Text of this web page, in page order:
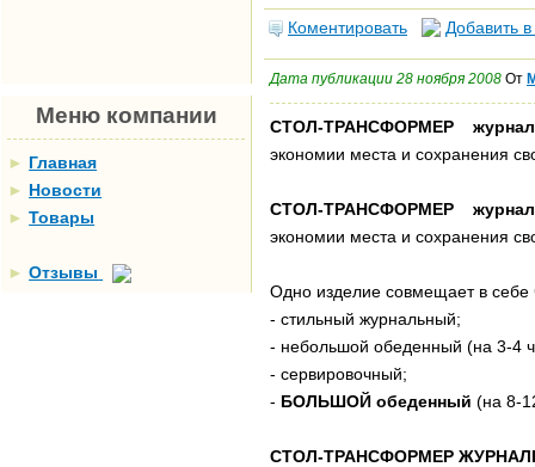
Меню компании
► Главная
► Новости
► Товары
► Отзывы
Коментировать Добавить в
Дата публикации 28 ноября 2008 От
СТОЛ-ТРАНСФОРМЕР
экономии места и сохранения
СТОЛ-ТРАНСФОРМЕР
экономии места и сохранения
Одно изделие совмещает в себе
- стильный журнальный;
- небольшой обеденный (на 3-4
- сервировочный;
- БОЛЬШОЙ обеденный (на 8-
СТОЛ-ТРАНСФОРМЕР